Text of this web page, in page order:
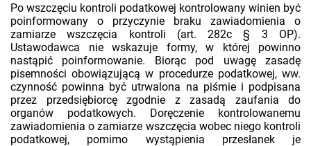
Po wszczęciu kontroli podatkowej kontrolowany winien być
poinformowany o przyczynie braku zawiadomienia o
zamiarze wszczęcia kontroli (art. 282c § 3 OP).
Ustawodawca nie wskazuje formy, w której powinno
nastąpić poinformowanie. Biorąc pod uwagę zasadę
pisemności obowiązującą w procedurze podatkowej, ww.
czynność powinna być utrwalona na piśmie i podpisana
przez przedsiębiorcę zgodnie z zasadą zaufania do
organów podatkowych. Doręczenie kontrolowanemu
zawiadomienia o zamiarze wszczęcia wobec niego kontroli
podatkowej, pomimo wystąpienia przesłanek je